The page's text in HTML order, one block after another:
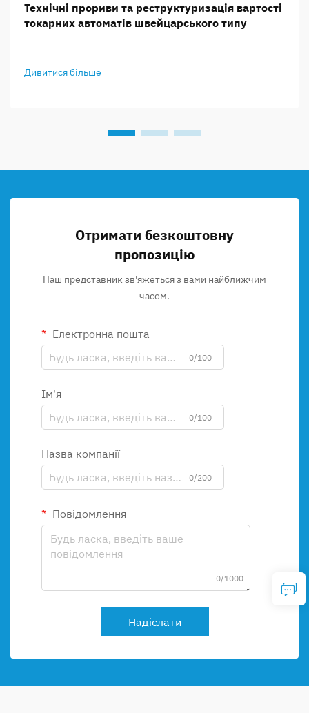
Технічні прориви та реструктуризація вартості
токарних автоматів швейцарського типу
Дивитися більше
Отримати безкоштовну
пропозицію
Наш представник зв'яжеться з вами найближчим
часом.
Електронна пошта
0/100
Ім'я
0/100
Назва компанії
0/200
Повідомлення
0/1000
Надіслати